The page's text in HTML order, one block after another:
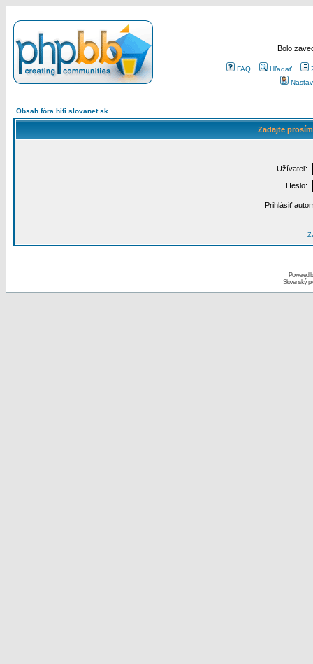
Bolo
FAQ Hľadať
Obsah fóra hifi.slovanet.sk
Zadajte
Užívateľ:
Heslo:
Prihlásiť
Powered
Slovenský